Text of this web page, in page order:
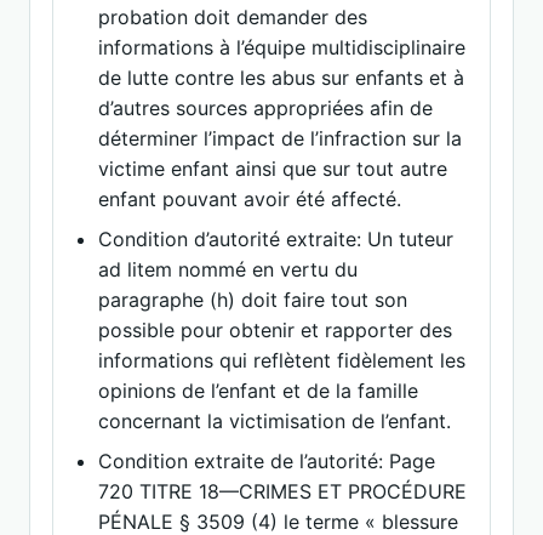
probation doit demander des
informations à l’équipe multidisciplinaire
de lutte contre les abus sur enfants et à
d’autres sources appropriées afin de
déterminer l’impact de l’infraction sur la
victime enfant ainsi que sur tout autre
enfant pouvant avoir été affecté.
Condition d’autorité extraite: Un tuteur
ad litem nommé en vertu du
paragraphe (h) doit faire tout son
possible pour obtenir et rapporter des
informations qui reflètent fidèlement les
opinions de l’enfant et de la famille
concernant la victimisation de l’enfant.
Condition extraite de l’autorité: Page
720 TITRE 18—CRIMES ET PROCÉDURE
PÉNALE § 3509 (4) le terme « blessure